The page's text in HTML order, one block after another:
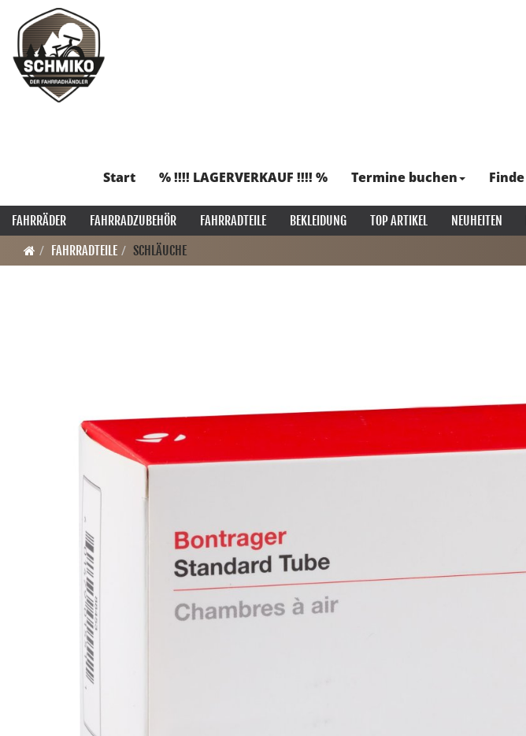
Start % !!!! LAGERVERKAUF !!!! % Termine buchen
FAHRRÄDER FAHRRADZUBEHÖR FAHRRADTEILE BEKLEIDUNG TOP ARTIKEL NEUHEITEN
FAHRRADTEILE
SCHLÄUCHE